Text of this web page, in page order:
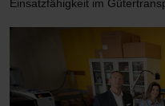
Einsatzfähigkeit im